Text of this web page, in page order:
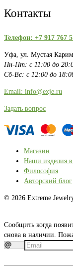
Контакты
Телефон: +7 917 767
Уфа, ул. Мустая
Пн-Пт: с 11:00 до
Сб-Вс: с 12:00 до
Email: info@exje.ru
Задать вопрос
Магазин
Наши изделия в
Философия
Авторский блог
© 2026 Extreme
Сообщить когда
снова в наличии.